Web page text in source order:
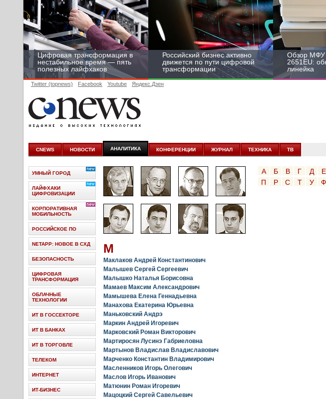
Цифровая трансформация в
нестабильное время — пять
полезных лайфхаков
Российский бизнес активно
движется по пути цифровой
трансформации
Обзор МФУ
2651EU:
линейка
Twitter (topnews) Facebook Youtube Яндекс.Дзен
CNEWS НОВОСТИ АНАЛИТИКА КОНФЕРЕНЦИИ ЖУРНАЛ ТЕХНИКА ТВ
А Б В Г Д Е
П
Р С Т У Ф
М
Маклаков Андрей Константинович
Малышев Сергей Сергеевич
Малышко Наталья Борисовна
Мамаев Максим Александрович
Мамышева Елена Геннадьевна
Манахова Екатерина Юрьевна
Маньковский Андрэ
Маркин Андрей Игоревич
Марковский Роман Викторович
Мартиросян Лусинэ Габриеловна
Мартынов Владислав Владиславович
Марченко Константин Владимирович
Масленников Игорь Олегович
Маслов Игорь Иванович
Матюнин Роман Игоревич
Мацоцкий Сергей Савельевич
УМНЫЙ ГОРОД
ЛАЙФХАКИ
ЦИФРОВИЗАЦИИ
КОРПОРАТИВНАЯ
МОБИЛЬНОСТЬ
РОССИЙСКОЕ ПО
NETAPP: НОВОЕ В СХД
БЕЗОПАСНОСТЬ
ЦИФРОВАЯ
ТРАНСФОРМАЦИЯ
ОБЛАЧНЫЕ
ТЕХНОЛОГИИ
ИТ В ГОССЕКТОРЕ
ИТ В БАНКАХ
ИТ В ТОРГОВЛЕ
ТЕЛЕКОМ
ИНТЕРНЕТ
ИТ-БИЗНЕС